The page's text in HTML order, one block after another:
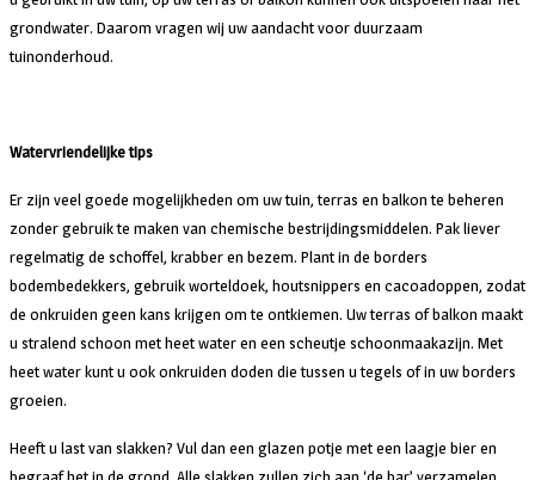
grondwater. Daarom vragen wij uw aandacht voor duurzaam
tuinonderhoud.
Watervriendelijke tips
Er zijn veel goede mogelijkheden om uw tuin, terras en balkon te beheren
zonder gebruik te maken van chemische bestrijdingsmiddelen. Pak liever
regelmatig de schoffel, krabber en bezem. Plant in de borders
bodembedekkers, gebruik worteldoek, houtsnippers en cacoadoppen, zodat
de onkruiden geen kans krijgen om te ontkiemen. Uw terras of balkon maakt
u stralend schoon met heet water en een scheutje schoonmaakazijn. Met
heet water kunt u ook onkruiden doden die tussen u tegels of in uw borders
groeien.
Heeft u last van slakken? Vul dan een glazen potje met een laagje bier en